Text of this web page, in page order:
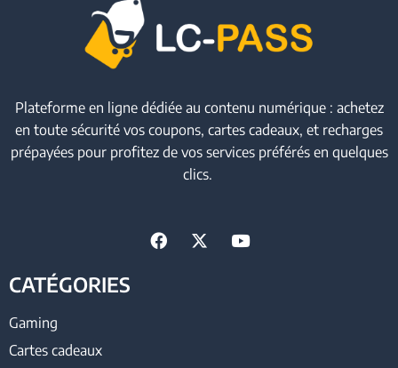
Plateforme en ligne dédiée au contenu numérique : achetez
en toute sécurité vos coupons, cartes cadeaux, et recharges
prépayées pour profitez de vos services préférés en quelques
clics.
CATÉGORIES
Gaming
Cartes cadeaux